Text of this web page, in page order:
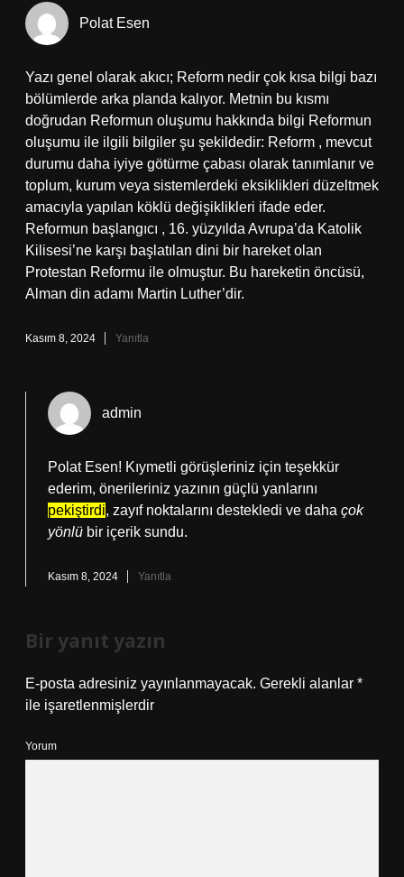
Polat Esen
Yazı genel olarak akıcı; Reform nedir çok kısa bilgi bazı
bölümlerde arka planda kalıyor. Metnin bu kısmı
doğrudan Reformun oluşumu hakkında bilgi Reformun
oluşumu ile ilgili bilgiler şu şekildedir: Reform , mevcut
durumu daha iyiye götürme çabası olarak tanımlanır ve
toplum, kurum veya sistemlerdeki eksiklikleri düzeltmek
amacıyla yapılan köklü değişiklikleri ifade eder.
Reformun başlangıcı , 16. yüzyılda Avrupa’da Katolik
Kilisesi’ne karşı başlatılan dini bir hareket olan
Protestan Reformu ile olmuştur. Bu hareketin öncüsü,
Alman din adamı Martin Luther’dir.
Kasım 8, 2024 Yanıtla
admin
Polat Esen! Kıymetli görüşleriniz için teşekkür
ederim, önerileriniz yazının güçlü yanlarını
pekiştirdi, zayıf noktalarını destekledi ve daha çok
yönlü bir içerik sundu.
Kasım 8, 2024 Yanıtla
Bir yanıt yazın
E-posta adresiniz yayınlanmayacak. Gerekli alanlar *
ile işaretlenmişlerdir
Yorum